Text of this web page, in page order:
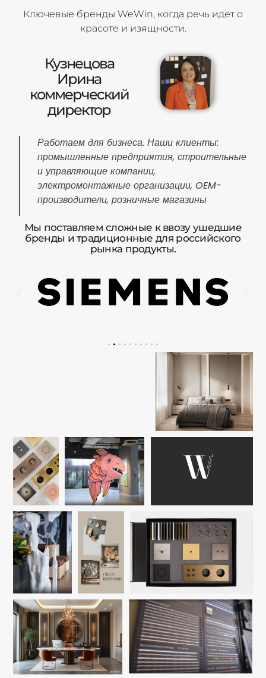
Ключевые бренды WeWin, когда речь идет о
красоте и изящности.
Кузнецова
Ирина
коммерческий
директор
Работаем для бизнеса. Наши клиенты:
промышленные предприятия, строительные
и управляющие компании,
электромонтажные организации, OEM-
производители, розничные магазины
Мы поставляем сложные к ввозу ушедшие
бренды и традиционные для российского
рынка продукты.